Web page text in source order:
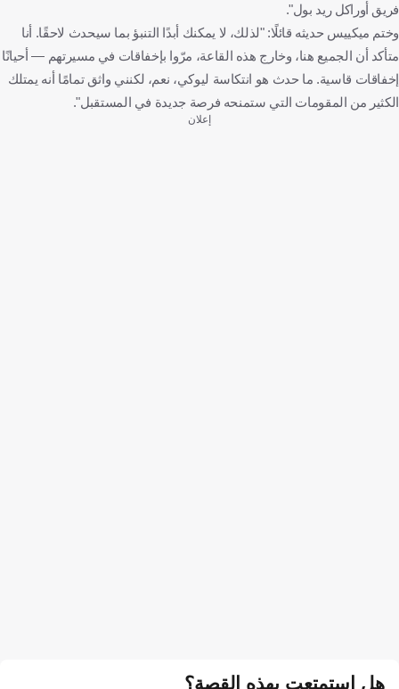
فريق أوراكل ريد بول".
وختم ميكييس حديثه قائلًا: "لذلك، لا يمكنك أبدًا التنبؤ بما سيحدث لاحقًا. أنا
متأكد أن الجميع هنا، وخارج هذه القاعة، مرّوا بإخفاقات في مسيرتهم — أحيانًا
إخفاقات قاسية. ما حدث هو انتكاسة ليوكي، نعم، لكنني واثق تمامًا أنه يمتلك
الكثير من المقومات التي ستمنحه فرصة جديدة في المستقبل".
إعلان
هل استمتعت بهذه القصة؟